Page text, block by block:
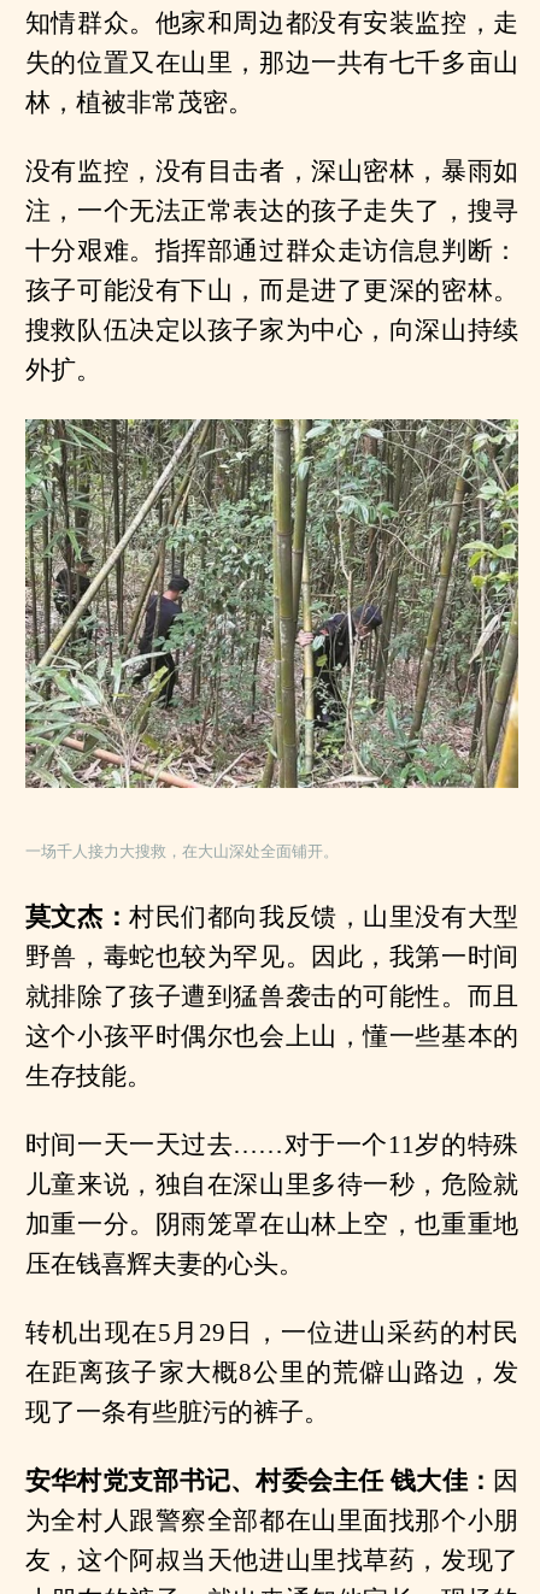
知情群众。他家和周边都没有安装监控，走
失的位置又在山里，那边一共有七千多亩山
林，植被非常茂密。
没有监控，没有目击者，深山密林，暴雨如
注，一个无法正常表达的孩子走失了，搜寻
十分艰难。指挥部通过群众走访信息判断：
孩子可能没有下山，而是进了更深的密林。
搜救队伍决定以孩子家为中心，向深山持续
外扩。
一场千人接力大搜救，在大山深处全面铺开。
莫文杰：村民们都向我反馈，山里没有大型
野兽，毒蛇也较为罕见。因此，我第一时间
就排除了孩子遭到猛兽袭击的可能性。而且
这个小孩平时偶尔也会上山，懂一些基本的
生存技能。
时间一天一天过去……对于一个11岁的特殊
儿童来说，独自在深山里多待一秒，危险就
加重一分。阴雨笼罩在山林上空，也重重地
压在钱喜辉夫妻的心头。
转机出现在5月29日，一位进山采药的村民
在距离孩子家大概8公里的荒僻山路边，发
现了一条有些脏污的裤子。
安华村党支部书记、村委会主任 钱大佳： 因
为全村人跟警察全部都在山里面找那个小朋
友，这个阿叔当天他进山里找草药，发现了